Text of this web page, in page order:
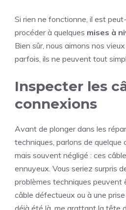
Si rien ne fonctionne, il est
procéder à quelques mises à
Bien sûr, nous aimons nos
parfois, ils ne peuvent tout
Inspecter les
connexions
Avant de plonger dans les
techniques, parlons de quelque
mais souvent négligé : ces
ennuyeux. Vous seriez surpris
problèmes techniques peuvent
câble défectueux ou à une